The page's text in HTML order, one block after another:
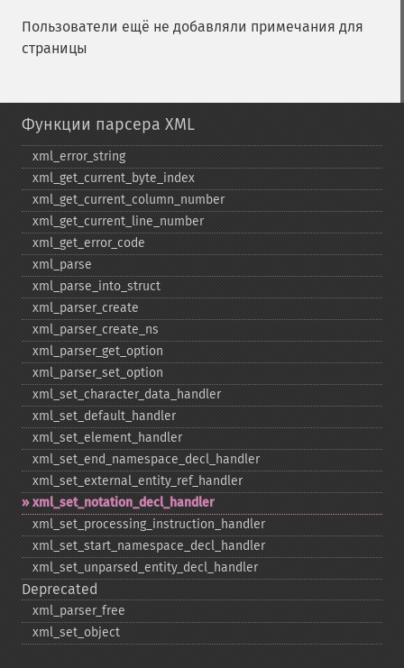
Пользователи ещё не добавляли примечания для
страницы
Функции парсера XML
xml_​error_​string
xml_​get_​current_​byte_​index
xml_​get_​current_​column_​number
xml_​get_​current_​line_​number
xml_​get_​error_​code
xml_​parse
xml_​parse_​into_​struct
xml_​parser_​create
xml_​parser_​create_​ns
xml_​parser_​get_​option
xml_​parser_​set_​option
xml_​set_​character_​data_​handler
xml_​set_​default_​handler
xml_​set_​element_​handler
xml_​set_​end_​namespace_​decl_​handler
xml_​set_​external_​entity_​ref_​handler
xml_​set_​notation_​decl_​handler
xml_​set_​processing_​instruction_​handler
xml_​set_​start_​namespace_​decl_​handler
xml_​set_​unparsed_​entity_​decl_​handler
Deprecated
xml_​parser_​free
xml_​set_​object